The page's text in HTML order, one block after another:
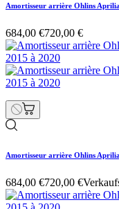
Amortisseur arrière Ohlins
684,00 €720,00 €
Amortisseur arrière Ohlins
684,00 €720,00 €